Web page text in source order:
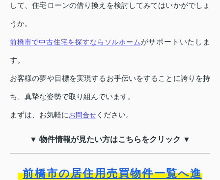
して、住宅ローンの借り換えを検討してみてはいかがでしょ
うか。
前橋市で中古住宅を探すならソルホーム がサポートいたしま
す。
お客様の夢や目標を実現するお手伝いをすることに誇りを持
ち、真摯な姿勢で取り組んでいます。
まずは、お気軽にお問合せ ください。
▼ 物件情報が見たい方はこちらをクリック ▼
前橋市の居住用売買物件一覧へ進